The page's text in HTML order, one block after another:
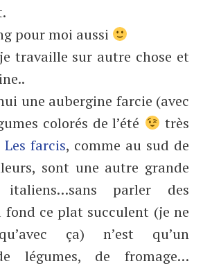
pour moi aussi
travaille sur autre chose et
une aubergine farcie (avec
colorés de l’été
très
Les farcis, comme au sud de
sont une autre grande
parler des
fond ce plat succulent (je ne
ça) n’est qu’un
légumes, de fromage…